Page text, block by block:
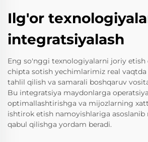
Ilg'or
integratsiyalash
Eng so'nggi texnologiyalarni joriy etish
chipta sotish yechimlarimiz real
tahlil qilish va samarali boshqaruv
Bu integratsiya maydonlarga
optimallashtirishga va mijozlarning
ishtirok etish namoyishlariga
qabul qilishga yordam beradi.